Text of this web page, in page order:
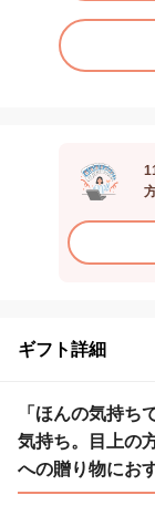
ギフト詳細
「ほんの気持ち
気持ち。目上の
への贈り物にお